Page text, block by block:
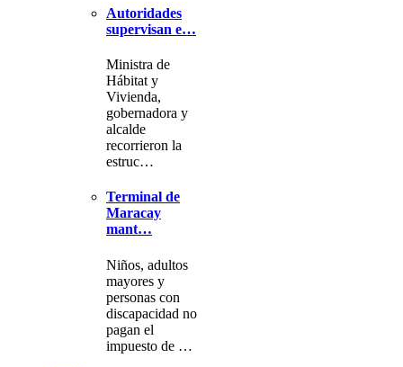
Autoridades
supervisan e…
Ministra de
Hábitat y
Vivienda,
gobernadora y
alcalde
recorrieron la
estruc…
Terminal de
Maracay
mant…
Niños, adultos
mayores y
personas con
discapacidad no
pagan el
impuesto de …